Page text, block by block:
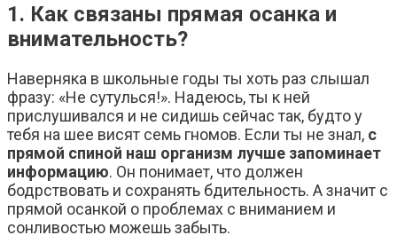
1. Как связаны прямая осанка и
внимательность?
Наверняка в школьные годы ты хоть раз слышал
фразу: «Не сутулься!». Надеюсь, ты к ней
прислушивался и не сидишь сейчас так, будто у
тебя на шее висят семь гномов. Если ты не знал, с
прямой спиной наш организм лучше запоминает
информацию. Он понимает, что должен
бодрствовать и сохранять бдительность. А значит с
прямой осанкой о проблемах с вниманием и
сонливостью можешь забыть.